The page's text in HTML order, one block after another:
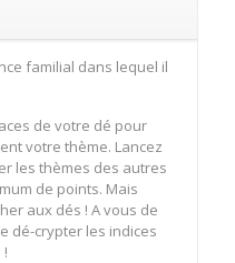
familial dans lequel il
de votre dé pour
votre thème. Lancez
les thèmes des autres
de points. Mais
aux dés ! A vous de
dé-crypter les indices